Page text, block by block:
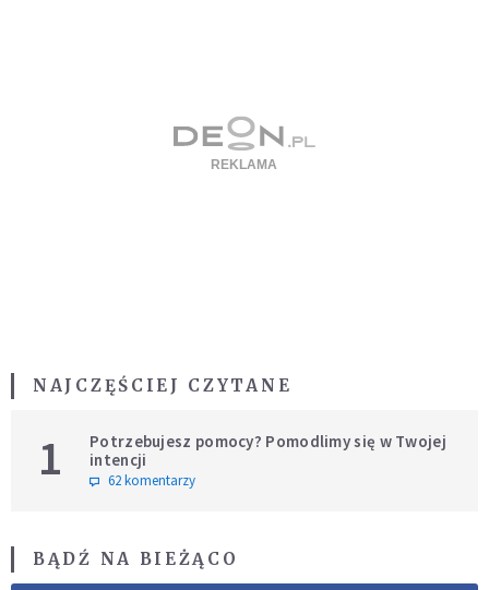
NAJCZĘŚCIEJ CZYTANE
1
Potrzebujesz pomocy? Pomodlimy się w Twojej
intencji
62 komentarzy
BĄDŹ NA BIEŻĄCO